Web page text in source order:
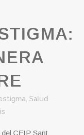
, Salud
del CEIP Sant